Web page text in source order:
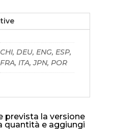
CHI, DEU, ENG, ESP,
FRA, ITA, JPN, POR
prevista la versione
quantità e aggiungi